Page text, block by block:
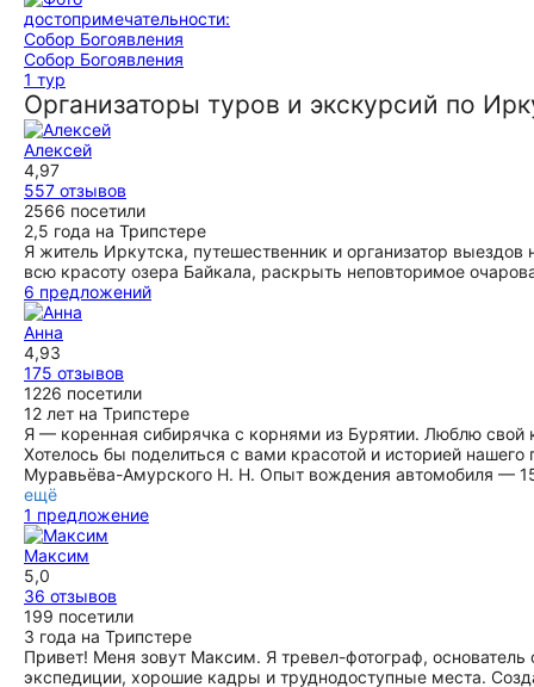
Собор Богоявления
1 тур
Организаторы туров и экскурсий по
Алексей
4,97
557 отзывов
2566 посетили
2,5 года на Трипстере
Я житель Иркутска, путешественник и организатор
всю красоту озера Байкала, раскрыть неповторимое
6 предложений
Анна
4,93
175 отзывов
1226 посетили
12 лет на Трипстере
Я — коренная сибирячка с корнями из Бурятии. Люблю
Хотелось бы поделиться с вами красотой и историей
Муравьёва-Амурского Н. Н. Опыт вождения автомобиля —
ещё
1 предложение
Максим
5,0
36 отзывов
199 посетили
3 года на Трипстере
Привет! Меня зовут Максим. Я тревел-фотограф,
экспедиции, хорошие кадры и труднодоступные места.